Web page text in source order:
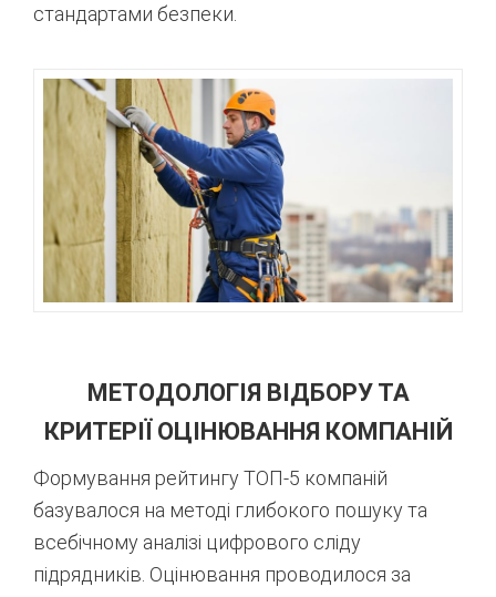
стандартами безпеки.
МЕТОДОЛОГІЯ ВІДБОРУ ТА
КРИТЕРІЇ ОЦІНЮВАННЯ КОМПАНІЙ
Формування рейтингу ТОП-5 компаній
базувалося на методі глибокого пошуку та
всебічному аналізі цифрового сліду
підрядників. Оцінювання проводилося за